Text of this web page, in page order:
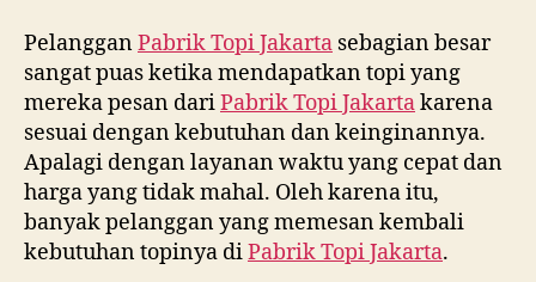
PelangganPabrik Topi Jakarta sebagian besar
sangat puas ketika mendapatkan topi yang
mereka pesan dariPabrik Topi Jakartakarena
sesuai dengan kebutuhan dan keinginannya.
Apalagi dengan layanan waktu yang cepat dan
harga yang tidak mahal. Oleh karena itu,
banyak pelanggan yang memesan kembali
kebutuhan topinya diPabrik Topi Jakarta.